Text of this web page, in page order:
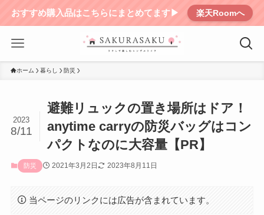
おすすめ購入品はこちらにまとめてます▶︎ 楽天Roomへ
ホーム 暮らし 防災
避難リュックの置き場所はドア！
anytime carryの防災バッグはコン
パクトなのに大容量【PR】
2023
8/11
防災 2021年3月2日 2023年8月11日
当ページのリンクには広告が含まれています。